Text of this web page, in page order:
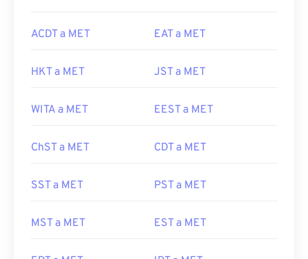
ACDT a MET EAT a MET
HKT a MET JST a MET
WITA a MET EEST a MET
ChST a MET CDT a MET
SST a MET PST a MET
MST a MET EST a MET